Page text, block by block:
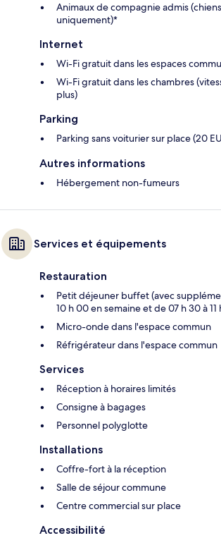
Animaux de compagnie admis
uniquement)*
Internet
Wi-Fi gratuit dans les espaces
Wi-Fi gratuit dans les chambres
plus)
Parking
Parking sans voiturier sur place (20
Autres informations
Hébergement non-fumeurs
Services et équipements
Restauration
Petit déjeuner buffet (avec
10 h 00 en semaine et de 07 h 30 à
Micro-onde dans l'espace commun
Réfrigérateur dans l'espace commun
Services
Réception à horaires limités
Consigne à bagages
Personnel polyglotte
Installations
Coffre-fort à la réception
Salle de séjour commune
Centre commercial sur place
Accessibilité